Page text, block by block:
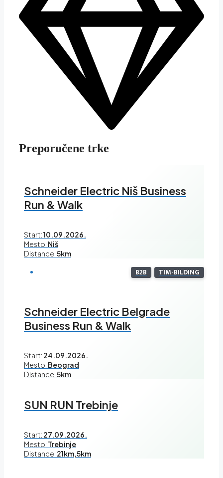
Preporučene trke
Schneider Electric Niš Business
Run & Walk
Start:10.09.2026.
Mesto: Niš
Distance:5km
B2B TIM-BILDING
Schneider Electric Belgrade
Business Run & Walk
Start: 24.09.2026.
Mesto: Beograd
Distance:5km
SUN RUN Trebinje
Start: 27.09.2026.
Mesto: Trebinje
Distance: 21km,5km